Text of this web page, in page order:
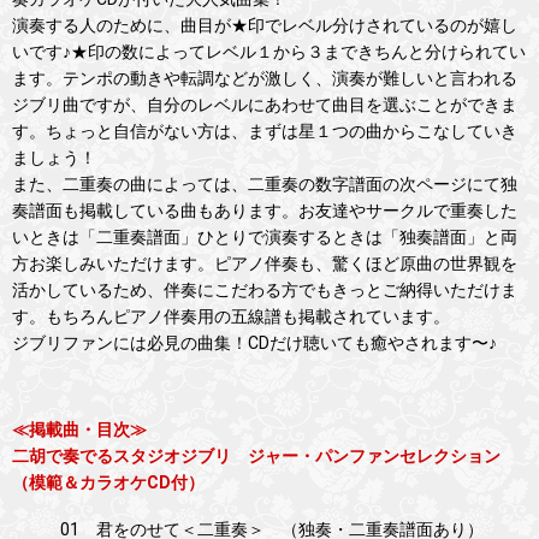
演奏する人のために、曲目が★印でレベル分けされているのが嬉し
いです♪★印の数によってレベル１から３まできちんと分けられてい
ます。テンポの動きや転調などが激しく、演奏が難しいと言われる
ジブリ曲ですが、自分のレベルにあわせて曲目を選ぶことができま
す。ちょっと自信がない方は、まずは星１つの曲からこなしていき
ましょう！
また、二重奏の曲によっては、二重奏の数字譜面の次ページにて独
奏譜面も掲載している曲もあります。お友達やサークルで重奏した
いときは「二重奏譜面」ひとりで演奏するときは「独奏譜面」と両
方お楽しみいただけます。ピアノ伴奏も、驚くほど原曲の世界観を
活かしているため、伴奏にこだわる方でもきっとご納得いただけま
す。もちろんピアノ伴奏用の五線譜も掲載されています。
ジブリファンには必見の曲集！CDだけ聴いても癒やされます〜♪
≪掲載曲・目次≫
二胡で奏でるスタジオジブリ ジャー・パンファンセレクション
（模範＆カラオケCD付）
01 君をのせて＜二重奏＞ （独奏・二重奏譜面あり）